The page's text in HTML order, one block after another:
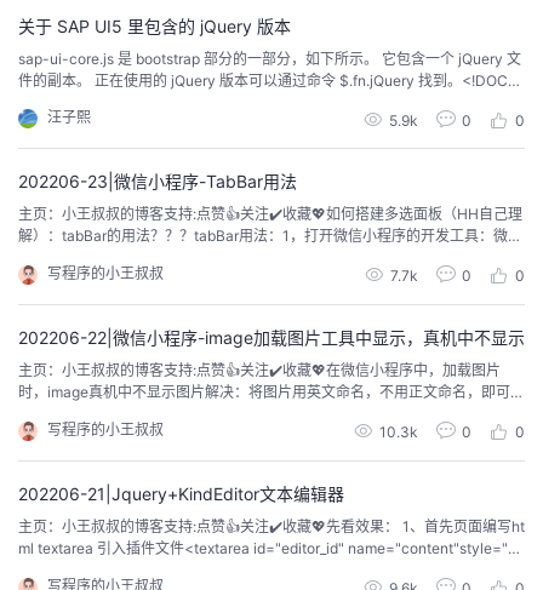
关于 SAP UI5 里包含的 jQuery 版本
sap-ui-core.js 是 bootstrap 部分的一部分，如下所示。 它包含一个 jQuery 文
件的副本。 正在使用的 jQuery 版本可以通过命令 $.fn.jQuery 找到。<!DOCT
汪子熙 5.9k 0 0
202206-23|微信小程序-TabBar用法
主页：小王叔叔的博客支持:点赞👍关注✔️收藏💖​​​​​​​​如何搭建多选面板（HH自己理
解）：tabBar的用法？？？tabBar用法：1，打开微信小程序的开发工具：微信
件，在page中输入tabBar的相关代码，及在整体文件夹下，按照MVC分层模
式，创建微信小程序的代码结构文件夹，并存放tabBar中所需要...
写程序的小王叔叔 7.7k 0 0
202206-22|微信小程序-image加载图片工具中显示，真机中不显示
主页：小王叔叔的博客支持:点赞👍关注✔️收藏💖在微信小程序中，加载图片
时，image真机中不显示图片解决：将图片用英文命名，不用正文命名，即可解
w class="contain_panel1"> <view class="contain_img1"> <im...
写程序的小王叔叔 10.3k 0 0
202206-21|Jquery+KindEditor文本编辑器
主页：小王叔叔的博客支持:点赞👍关注✔️收藏💖先看效果： 1、首先页面编写ht
ml textarea 引入插件文件<textarea id="editor_id" name="content"style="wi
写程序的小王叔叔